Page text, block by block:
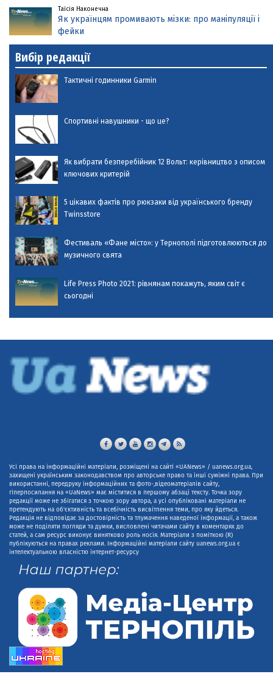
Таїсія Наконечна
Як українцям промивають мізки: про маніпуляції і
фейки
Вибір редакції
Тактичні годинники Garmin
Спортивні навушники - що це?
Як вибрати безперебійник 12 Вольт: керівництво з описом
ключових критерій
5 цікавих фактів про рюкзаки від українського бренду
Twinsstore
Фестиваль «Фане місто»: у Тернополі підготовлюються до
музичного свята
Life Press Photo 2021: рівнянам покажуть, яким світ є
сьогодні
Усі права на інформаційні матеріали, розміщені на сайті «UANews» / uanews.org.ua,
захищені українським законодавством про авторське право та інші суміжні права. При
використанні, передруку інформаційних та фото-,відеоматеріалів сайту,
гіперпосилання на «UaNews» має міститися в першому абзаці тексту. Точка зору
редакції може не збігатися з точкою зору автора, а усі опубліковані матеріали не
претендують на об'єктивність та всебічність висвітлення теми, про яку йдеться.
Редакція не відповідає за достовірність та тлумачення наведеної інформації, а також
може не поділяти погляди та думки, висловлені читачами сайту в коментарях до
статей, а сам ресурс виконує винятково роль носія. Матеріали з поміткою (R)
публікуються на правах реклами. Інформаційні матеріали сайту uanews.org.ua є
інтелектуальною власністю інтернет-ресурсу